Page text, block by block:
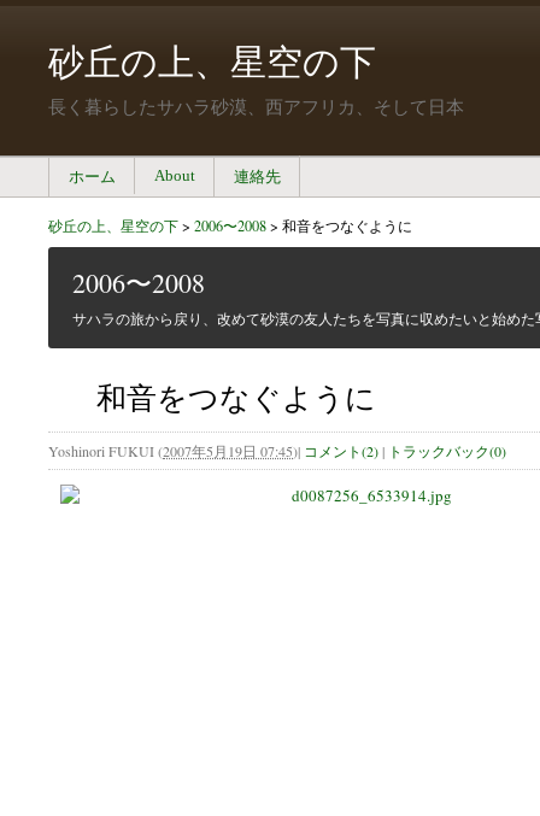
砂丘の上、星空の下
長く暮らしたサハラ砂漠、西アフリカ、そして日本
ホーム About 連絡先
砂丘の上、星空の下> 2006〜2008> 和音をつなぐように
2006〜2008
サハラの旅から戻り、改めて砂漠の友人たちを写真に収めたいと始めた
和音をつなぐように
Yoshinori FUKUI(2007年5月19日 07:45)| コメント(2)| トラックバック(0)